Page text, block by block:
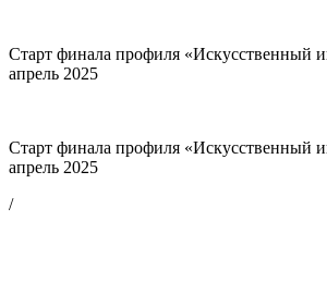
Старт финала профиля «Искусственный
апрель 2025
Старт финала профиля «Искусственный
апрель 2025
/